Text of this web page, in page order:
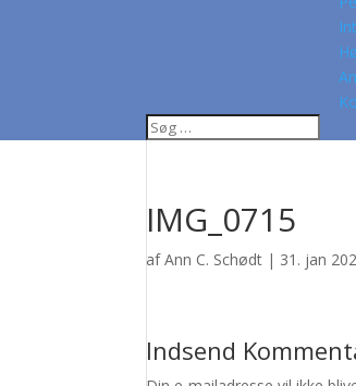
IMG_0715
afAnn C. Schødt | 31. jan
Indsend